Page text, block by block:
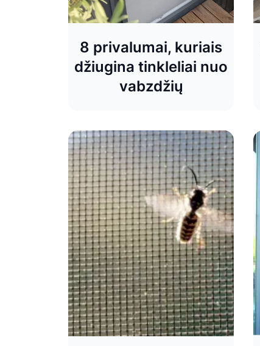
8 privalumai, kuriais
džiugina tinkleliai nuo
vabzdžių